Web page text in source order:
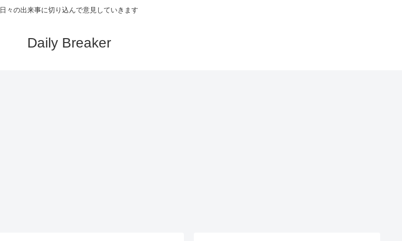
日々の出来事に切り込んで意見していきます
Daily Breaker